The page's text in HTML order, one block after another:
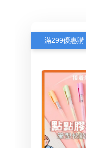
滿299優惠購